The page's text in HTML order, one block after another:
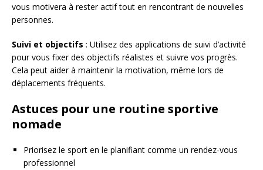
vous motivera à rester actif tout en rencontrant de nouvelles
personnes.
Suivi et objectifs : Utilisez des applications de suivi d’activité
pour vous fixer des objectifs réalistes et suivre vos progrès.
Cela peut aider à maintenir la motivation, même lors de
déplacements fréquents.
Astuces pour une routine sportive
nomade
Priorisez le sport en le planifiant comme un rendez-vous
professionnel